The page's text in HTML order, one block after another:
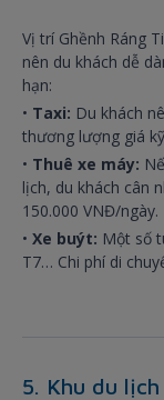
Vị trí Ghềnh Ráng
nên du khách dễ
hạn:
• Taxi: Du khách
thương lượng giá
• Thuê xe máy:
lịch, du khách cân
150.000 VNĐ/ngày.
• Xe buýt: Một số
T7… Chi phí di
5. Khu du